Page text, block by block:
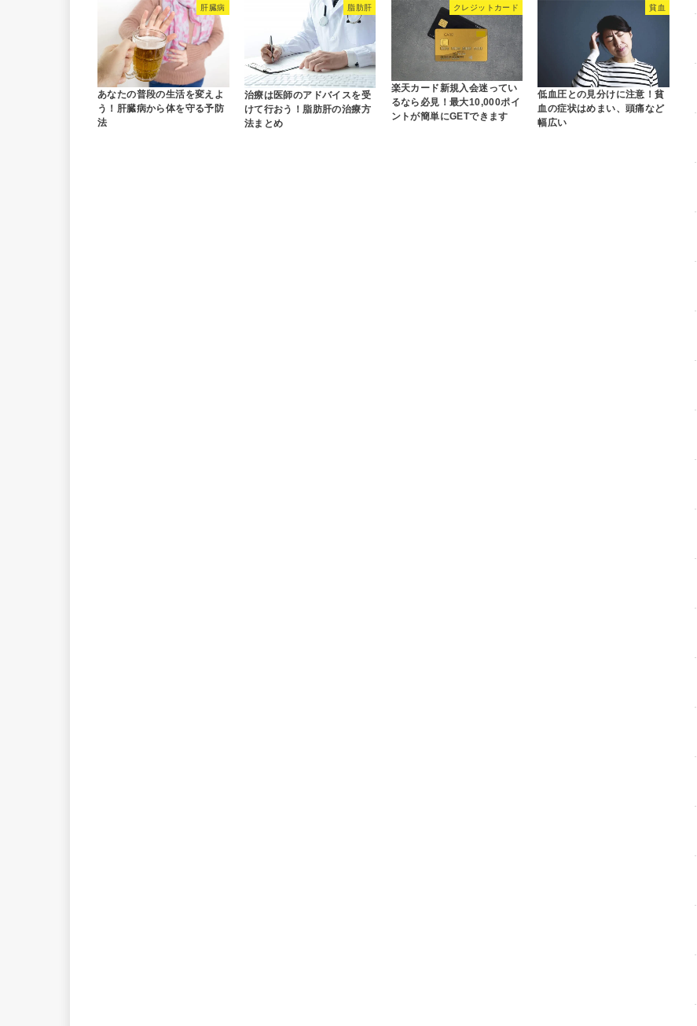
肝臓病
あなたの普段の生活を変えよ
う！肝臓病から体を守る予防
法
脂肪肝
治療は医師のアドバイスを受
けて行おう！脂肪肝の治療方
法まとめ
クレジットカード
楽天カード新規入会迷ってい
るなら必見！最大10,000ポイ
ントが簡単にGETできます
貧血
低血圧との見分けに注意！貧
血の症状はめまい、頭痛など
幅広い